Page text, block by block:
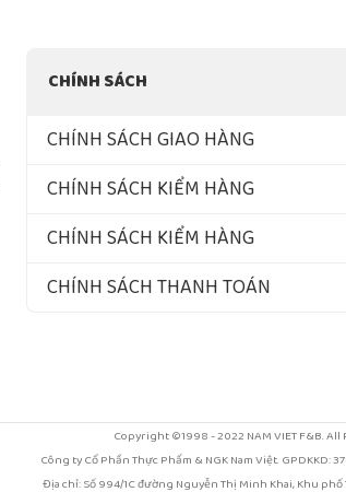
CHÍNH SÁCH
CHÍNH SÁCH GIAO HÀNG
CHÍNH SÁCH KIỂM HÀNG
CHÍNH SÁCH KIỂM HÀNG
CHÍNH SÁCH THANH TOÁN
Copyright ©1998 - 2022 NAM VIET F&B.
Công ty Cổ Phần Thực Phẩm & NGK Nam Việt.
Địa chỉ: Số 994/1C đường Nguyễn Thị Minh Khai, Khu